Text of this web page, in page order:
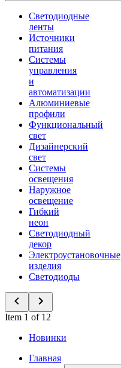
Светодиодные
ленты
Источники
питания
Системы
управления
и
автоматизации
Алюминиевые
профили
Функциональный
свет
Дизайнерский
свет
Системы
освещения
Наружное
освещение
Гибкий
неон
Светодиодный
декор
Электроустановочные
изделия
Светодиоды
Item 1 of 12
Новинки
Главная